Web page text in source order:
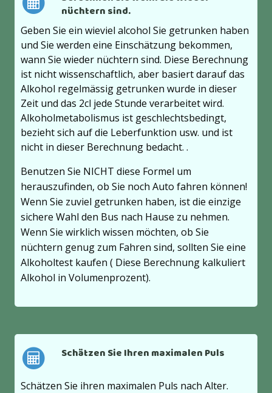
nüchtern sind.
Geben Sie ein wieviel alcohol Sie getrunken haben
und Sie werden eine Einschätzung bekommen,
wann Sie wieder nüchtern sind. Diese Berechnung
ist nicht wissenschaftlich, aber basiert darauf das
Alkohol regelmässig getrunken wurde in dieser
Zeit und das 2cl jede Stunde verarbeitet wird.
Alkoholmetabolismus ist geschlechtsbedingt,
bezieht sich auf die Leberfunktion usw. und ist
nicht in dieser Berechnung bedacht. .
Benutzen Sie NICHT diese Formel um
herauszufinden, ob Sie noch Auto fahren können!
Wenn Sie zuviel getrunken haben, ist die einzige
sichere Wahl den Bus nach Hause zu nehmen.
Wenn Sie wirklich wissen möchten, ob Sie
nüchtern genug zum Fahren sind, sollten Sie eine
Alkoholtest kaufen ( Diese Berechnung kalkuliert
Alkohol in Volumenprozent).
Schätzen Sie Ihren maximalen Puls
Schätzen Sie ihren maximalen Puls nach Alter.